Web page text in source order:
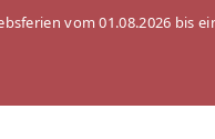
vom 01.08.2026 bis